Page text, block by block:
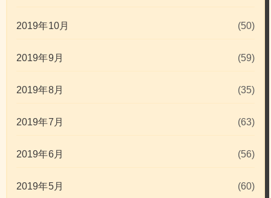
2019年10月 (50)
2019年9月 (59)
2019年8月 (35)
2019年7月 (63)
2019年6月 (56)
2019年5月 (60)